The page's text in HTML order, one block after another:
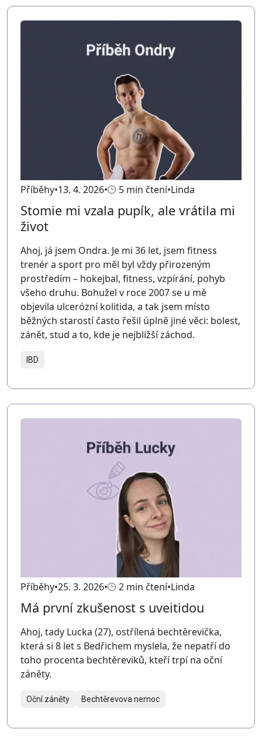
Příběhy 13. 4. 2026 5 min čtení Linda
Stomie mi vzala pupík, ale vrátila mi
život
Ahoj, já jsem Ondra. Je mi 36 let, jsem fitness
trenér a sport pro měl byl vždy přirozeným
prostředím – hokejbal, fitness, vzpírání, pohyb
všeho druhu. Bohužel v roce 2007 se u mě
objevila ulcerózní kolitida, a tak jsem místo
běžných starostí často řešil úplně jiné věci: bolest,
zánět, stud a to, kde je nejbližší záchod.
IBD
Příběhy 25. 3. 2026 2 min čtení Linda
Má první zkušenost s uveitidou
Ahoj, tady Lucka (27), ostřílená bechtěrevička,
která si 8 let s Bedřichem myslela, že nepatří do
toho procenta bechtěreviků, kteří trpí na oční
záněty.
Oční záněty Bechtěrevova nemoc